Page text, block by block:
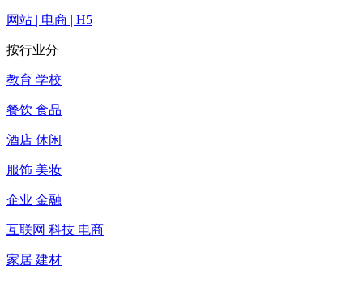
网站 | 电商 | H5
按行业分
教育 学校
餐饮 食品
酒店 休闲
服饰 美妆
企业 金融
互联网 科技 电商
家居 建材